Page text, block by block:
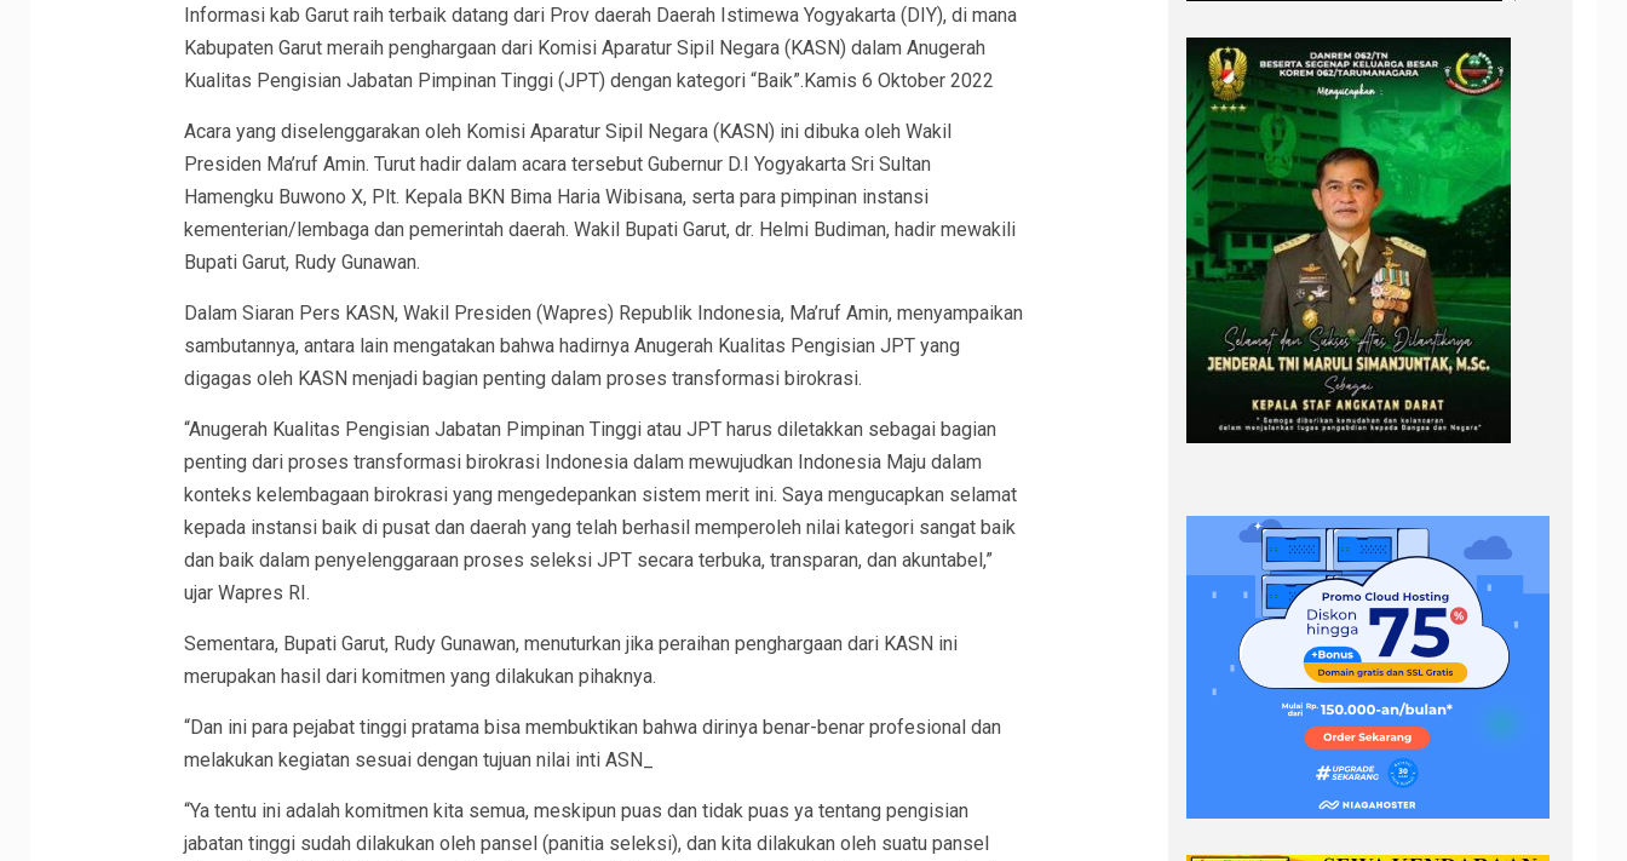
Informasi kab Garut raih terbaik datang dari Prov daerah Daerah Istimewa Yogyakarta (DIY), di mana
Kabupaten Garut meraih penghargaan dari Komisi Aparatur Sipil Negara (KASN) dalam Anugerah
Kualitas Pengisian Jabatan Pimpinan Tinggi (JPT) dengan kategori “Baik”.Kamis 6 Oktober 2022
Acara yang diselenggarakan oleh Komisi Aparatur Sipil Negara (KASN) ini dibuka oleh Wakil
Presiden Ma’ruf Amin. Turut hadir dalam acara tersebut Gubernur D.I Yogyakarta Sri Sultan
Hamengku Buwono X, Plt. Kepala BKN Bima Haria Wibisana, serta para pimpinan instansi
kementerian/lembaga dan pemerintah daerah. Wakil Bupati Garut, dr. Helmi Budiman, hadir mewakili
Bupati Garut, Rudy Gunawan.
Dalam Siaran Pers KASN, Wakil Presiden (Wapres) Republik Indonesia, Ma’ruf Amin, menyampaikan
sambutannya, antara lain mengatakan bahwa hadirnya Anugerah Kualitas Pengisian JPT yang
digagas oleh KASN menjadi bagian penting dalam proses transformasi birokrasi.
“Anugerah Kualitas Pengisian Jabatan Pimpinan Tinggi atau JPT harus diletakkan sebagai bagian
penting dari proses transformasi birokrasi Indonesia dalam mewujudkan Indonesia Maju dalam
konteks kelembagaan birokrasi yang mengedepankan sistem merit ini. Saya mengucapkan selamat
kepada instansi baik di pusat dan daerah yang telah berhasil memperoleh nilai kategori sangat baik
dan baik dalam penyelenggaraan proses seleksi JPT secara terbuka, transparan, dan akuntabel,”
ujar Wapres RI.
Sementara, Bupati Garut, Rudy Gunawan, menuturkan jika peraihan penghargaan dari KASN ini
merupakan hasil dari komitmen yang dilakukan pihaknya.
“Dan ini para pejabat tinggi pratama bisa membuktikan bahwa dirinya benar-benar profesional dan
melakukan kegiatan sesuai dengan tujuan nilai inti ASN_
“Ya tentu ini adalah komitmen kita semua, meskipun puas dan tidak puas ya tentang pengisian
jabatan tinggi sudah dilakukan oleh pansel (panitia seleksi), dan kita dilakukan oleh suatu pansel